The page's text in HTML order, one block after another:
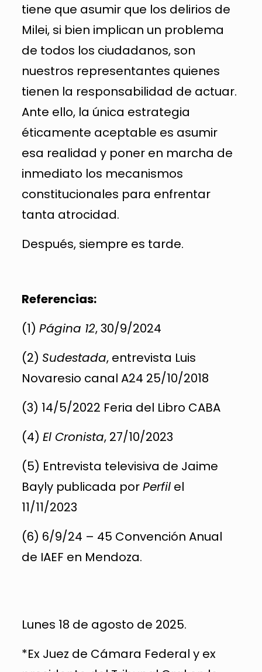
tiene que asumir que los delirios de
Milei, si bien implican un problema
de todos los ciudadanos, son
nuestros representantes quienes
tienen la responsabilidad de actuar.
Ante ello, la única estrategia
éticamente aceptable es asumir
esa realidad y poner en marcha de
inmediato los mecanismos
constitucionales para enfrentar
tanta atrocidad.
Después, siempre es tarde.
Referencias:
(1) Página 12, 30/9/2024
(2) Sudestada, entrevista Luis
Novaresio canal A24 25/10/2018
(3) 14/5/2022 Feria del Libro CABA
(4) El Cronista, 27/10/2023
(5) Entrevista televisiva de Jaime
Bayly publicada porPerfilel
11/11/2023
(6) 6/9/24 – 45 Convención Anual
de IAEF en Mendoza.
Lunes 18 de agosto de 2025.
*Ex Juez de Cámara Federal y ex